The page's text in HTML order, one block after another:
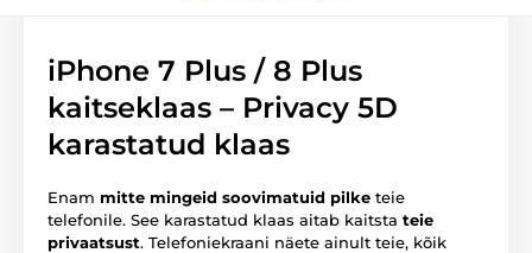
iPhone 7 Plus / 8 Plus
kaitseklaas – Privacy 5D
karastatud klaas
Enam mitte mingeid soovimatuid pilke teie
telefonile. See karastatud klaas aitab kaitsta teie
privaatsust. Telefoniekraani näete ainult teie, kõik